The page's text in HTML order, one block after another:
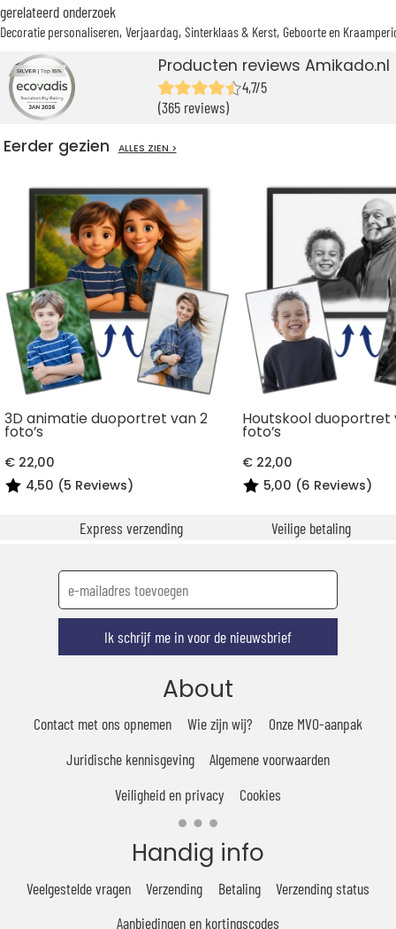
gerelateerd onderzoek
Decoratie personaliseren Verjaardag Sinterklaas & Kerst Geboorte en
Producten reviews Amikado.nl
4,7/5
(365 reviews)
Eerder gezien ALLES ZIEN >
3D animatie duoportret van 2
foto’s
€ 22,00
4,50 (5 Reviews)
Houtskool duoportret
foto’s
€ 22,00
5,00 (6 Reviews)
Express verzending Veilige betaling
Ik schrijf me in voor de nieuwsbrief
About
Contact met ons opnemen Wie zijn wij?
Onze MVO-aanpak
Juridische kennisgeving
Algemene voorwaarden
Veiligheid en privacy
Cookies
Handig info
Veelgestelde vragen Verzending Betaling
Verzending status
Aanbiedingen en kortingscodes